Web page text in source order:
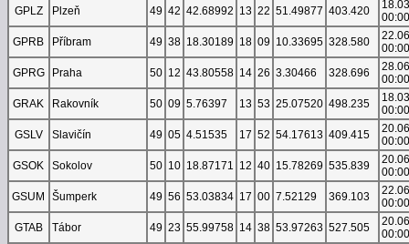
GPLZ
Plzeň 49 42 42.68992 13 22 51.49877 403.420
00:00
GPRB
Příbram 49 38 18.30189 18 09 10.33695 328.580
00:00
GPRG
Praha 50 12 43.80558 14 26 3.30466 328.696
00:00
GRAK
Rakovník 50 09 5.76397 13 53 25.07520 498.235
00:00
GSLV
Slavičín 49 05 4.51535 17 52 54.17613 409.415
00:00
GSOK
Sokolov 50 10 18.87171 12 40 15.78269 535.839
00:00
GSUM
Šumperk 49 56 53.03834 17 00 7.52129 369.103
00:00
GTAB
Tábor 49 23 55.99758 14 38 53.97263 527.505
00:00